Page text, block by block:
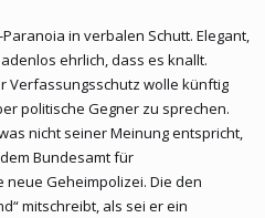
in verbalen Schutt. Elegant,
ehrlich, dass es knallt.
Verfassungsschutz wolle künftig
politische Gegner zu sprechen.
nicht seiner Meinung entspricht,
Bundesamt für
Geheimpolizei. Die den
mitschreibt, als sei er ein